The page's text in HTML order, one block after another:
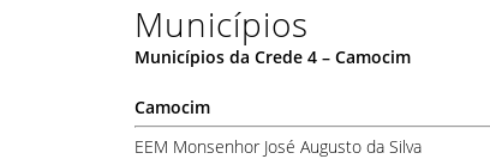
Municípios
Municípios da Crede 4 – Camocim
Camocim
EEM Monsenhor José Augusto da Silva